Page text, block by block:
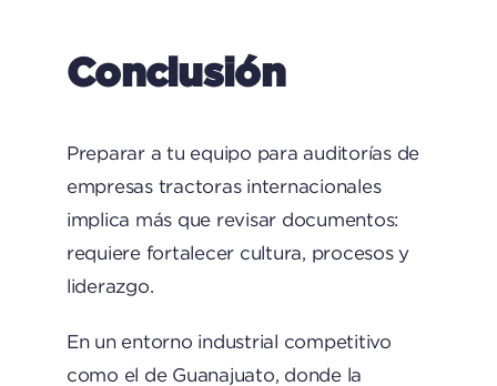
Conclusión
Preparar a tu equipo para auditorías de
empresas tractoras internacionales
implica más que revisar documentos:
requiere fortalecer cultura, procesos y
liderazgo.
En un entorno industrial competitivo
como el de Guanajuato, donde la